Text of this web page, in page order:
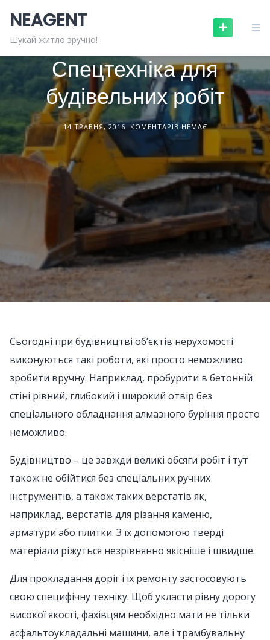
content
NEAGENT
Шукай житло зручно!БУДІВЕЛЬНА ТЕХНІКА
Спецтехніка для
будівельних робіт
14 ТРАВНЯ, 2016 КОМЕНТАРІВ НЕМАЄ
Сьогодні при будівництві об’єктів нерухомості
виконуються такі роботи, які просто неможливо
зробити вручну. Наприклад, пробурити в бетонній
стіні рівний, глибокий і широкий отвір без
спеціального обладнання алмазного буріння просто
неможливо.
Будівництво – це завжди великі обсяги робіт і тут
також не обійтися без спеціальних ручних
інструментів, а також таких верстатів як,
наприклад, верстатів для різання каменю,
арматури або плитки. З їх допомогою тверді
матеріали ріжуться незрівнянно якісніше і швидше.
Для прокладання доріг і їх ремонту застосовують
свою специфічну техніку. Щоб укласти рівну дорогу
високої якості, фахівцям необхідно мати не тільки
асфальтоукладальні машини, але і трамбувальну